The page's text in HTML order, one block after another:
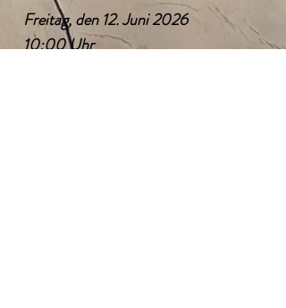
Freitag, den 12. Juni 2026
10:00 Uhr